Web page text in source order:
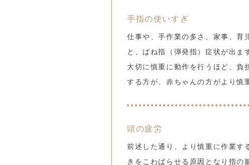
手指の使いすぎ
仕事や、手作業の多さ、家事、育
と、ばね指（弾発指）症状が出
大切に慎重に動作を行うほど、
する方が、赤ちゃんの方がより慎
頭の疲労
前述した通り、より慎重に作業す
きをこわばらせる原因となり指